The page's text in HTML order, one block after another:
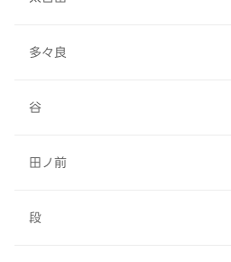
多々良
谷
田ノ前
段